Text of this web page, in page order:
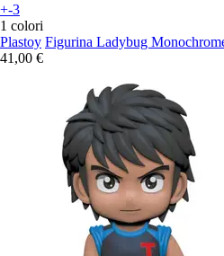
+-3
1 colori
Plastoy Figurina Ladybug
41,00 €